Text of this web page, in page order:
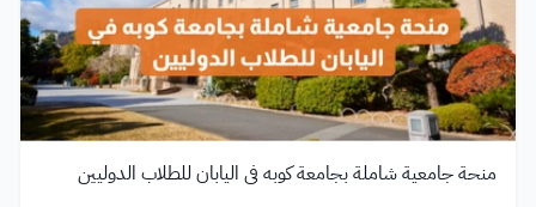
منحة جامعية شاملة بجامعة كوبه في اليابان للطلاب الدوليين